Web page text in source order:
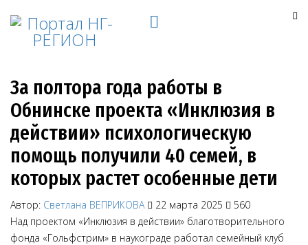
За полтора года работы в
Обнинске проекта «Инклюзия в
действии» психологическую
помощь получили 40 семей, в
которых растет особенные дети
Автор: Светлана ВЕПРИКОВА 22 марта 2025
560
Над проектом «Инклюзия в действии» благотворительного
фонда «Гольфстрим» в наукограде работал семейный клуб